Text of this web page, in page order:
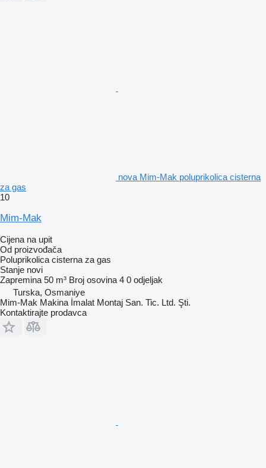
nova Mim-Mak poluprikolica cisterna
za gas
10
Mim-Mak
Cijena na upit
Od proizvođača
Poluprikolica cisterna za gas
Stanje novi
Zapremina 50 m³ Broj osovina 4 0 odjeljak
Turska, Osmaniye
Mim-Mak Makina İmalat Montaj San. Tic. Ltd. Şti.
Kontaktirajte prodavca